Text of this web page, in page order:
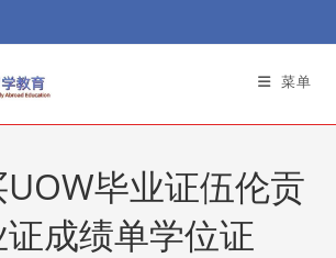
菜单
毕业证伍伦贡
成绩单学位证